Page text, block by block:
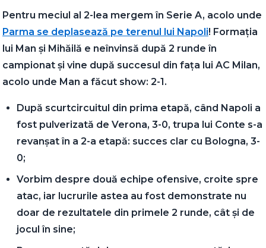
Pentru meciul al 2-lea mergem în Serie A, acolo unde
Parma se deplasează pe terenul lui Napoli! Formația
lui Man și Mihăilă e neînvinsă după 2 runde în
campionat și vine după succesul din fața lui AC Milan,
acolo unde Man a făcut show: 2-1.
După scurtcircuitul din prima etapă, când Napoli a
fost pulverizată de Verona, 3-0, trupa lui Conte s-a
revanșat în a 2-a etapă: succes clar cu Bologna, 3-
0;
Vorbim despre două echipe ofensive, croite spre
atac, iar lucrurile astea au fost demonstrate nu
doar de rezultatele din primele 2 runde, cât și de
jocul în sine;